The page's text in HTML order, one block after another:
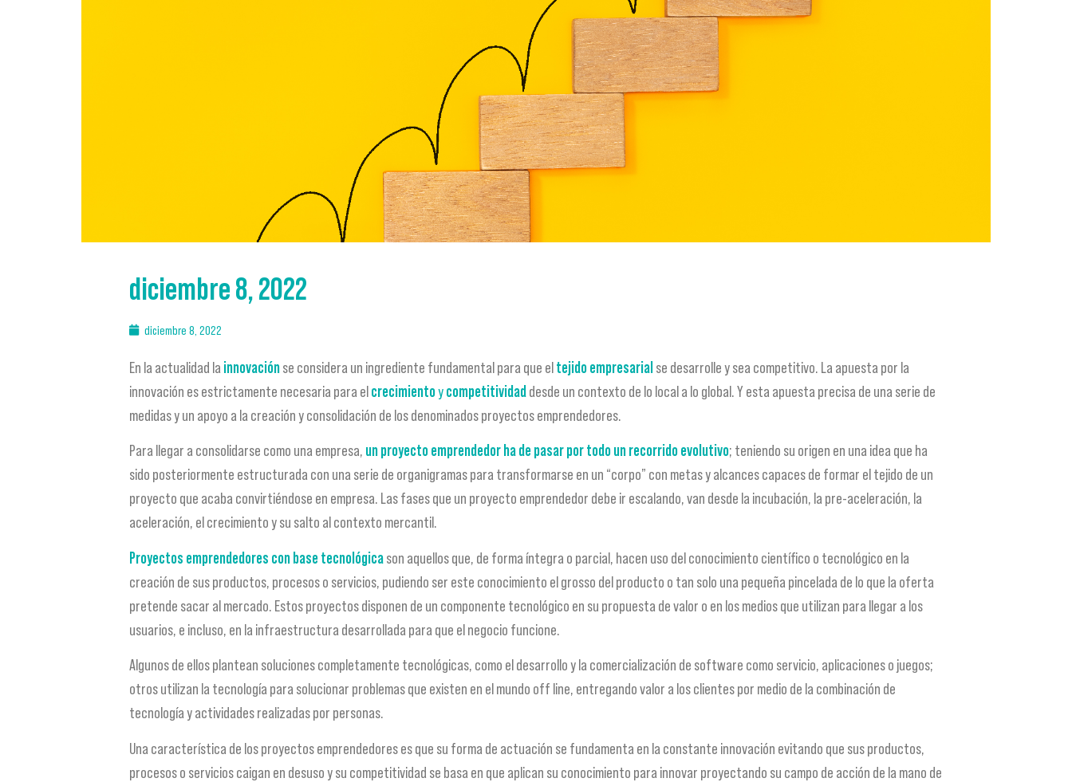
diciembre 8, 2022
diciembre 8, 2022
En la actualidad la innovaciónse considera un ingrediente fundamental para que eltejido empresarial se desarrolle y sea competitivo. La apuesta por la
innovación es estrictamente necesaria para elcrecimientoycompetitividad desde un contexto de lo local a lo global. Y esta apuesta precisa de una serie de
medidas y un apoyo a la creación y consolidación de los denominados proyectos emprendedores.
Para llegar a consolidarse como una empresa, un proyecto emprendedor ha de pasar por todo un recorrido evolutivo; teniendo su origen en una idea que ha
sido posteriormente estructurada con una serie de organigramas para transformarse en un “corpo” con metas y alcances capaces de formar el tejido de un
proyecto que acaba convirtiéndose en empresa. Las fases que un proyecto emprendedor debe ir escalando, van desde la incubación, la pre-aceleración, la
aceleración, el crecimiento y su salto al contexto mercantil.
Proyectos emprendedores con base tecnológicason aquellos que, de forma íntegra o parcial, hacen uso del conocimiento científico o tecnológico en la
creación de sus productos, procesos o servicios, pudiendo ser este conocimiento el grosso del producto o tan solo una pequeña pincelada de lo que la oferta
pretende sacar al mercado. Estos proyectos disponen de un componente tecnológico en su propuesta de valor o en los medios que utilizan para llegar a los
usuarios, e incluso, en la infraestructura desarrollada para que el negocio funcione.
Algunos de ellos plantean soluciones completamente tecnológicas, como el desarrollo y la comercialización de software como servicio, aplicaciones o juegos;
otros utilizan la tecnología para solucionar problemas que existen en el mundo off line, entregando valor a los clientes por medio de la combinación de
tecnología y actividades realizadas por personas.
Una característica de los proyectos emprendedores es que su forma de actuación se fundamenta en la constante innovación evitando que sus productos,
procesos o servicios caigan en desuso y su competitividad se basa en que aplican su conocimiento para innovar proyectando su campo de acción de la mano de